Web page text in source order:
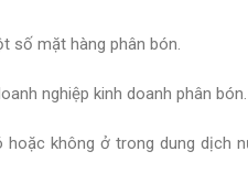
số mặt hàng phân bón.
nghiệp kinh doanh phân bón.
không ở trong dung dịch